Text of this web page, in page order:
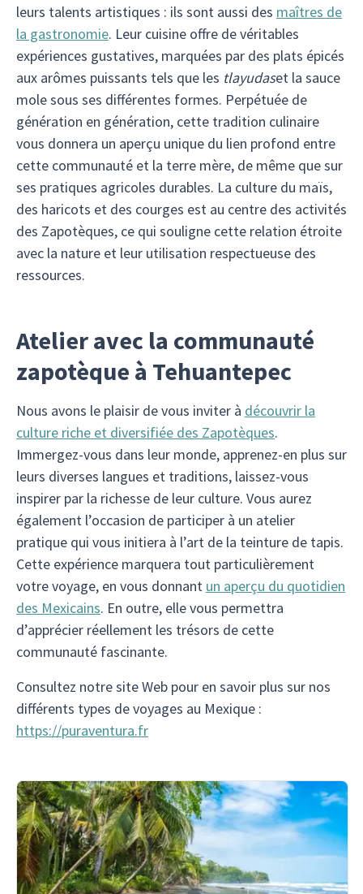
leurs talents artistiques : ils sont aussi des maîtres de
la gastronomie. Leur cuisine offre de véritables
expériences gustatives, marquées par des plats épicés
aux arômes puissants tels que les tlayudaset la sauce
mole sous ses différentes formes. Perpétuée de
génération en génération, cette tradition culinaire
vous donnera un aperçu unique du lien profond entre
cette communauté et la terre mère, de même que sur
ses pratiques agricoles durables. La culture du maïs,
des haricots et des courges est au centre des activités
des Zapotèques, ce qui souligne cette relation étroite
avec la nature et leur utilisation respectueuse des
ressources.
Atelier avec la communauté
zapotèque à Tehuantepec
Nous avons le plaisir de vous inviter à découvrir la
culture riche et diversifiée des Zapotèques.
Immergez-vous dans leur monde, apprenez-en plus sur
leurs diverses langues et traditions, laissez-vous
inspirer par la richesse de leur culture. Vous aurez
également l’occasion de participer à un atelier
pratique qui vous initiera à l’art de la teinture de tapis.
Cette expérience marquera tout particulièrement
votre voyage, en vous donnant un aperçu du quotidien
des Mexicains. En outre, elle vous permettra
d’apprécier réellement les trésors de cette
communauté fascinante.
Consultez notre site Web pour en savoir plus sur nos
différents types de voyages au Mexique :
https://puraventura.fr